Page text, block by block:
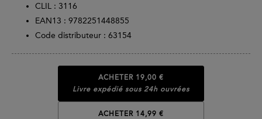
CLIL : 3116
EAN13 : 9782251448855
Code distributeur : 63154
ACHETER 19,00 €
Livre expédié sous 24h ouvrées
ACHETER 14,99 €